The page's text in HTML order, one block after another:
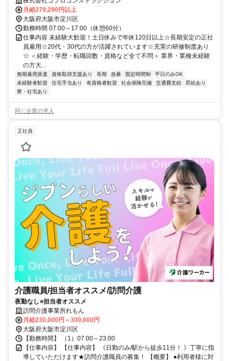
月給279,290円以上
大阪府大阪市淀川区
勤務時間 07:00～17:00（休憩60分）
仕事内容 未経験大歓迎！土日休みで年休120日以上☆長期安定の正社
員雇用☆20代・30代の方が活躍されています☆充実の研修制度あり
☆ ＜経験・学歴・転職回数・資格など全て不問＞ 業界・業種未経験
の方大...
無期雇用派遣 資格取得支援あり 長期 急募 固定時間制
平日のみOK
未経験者歓迎
住宅手当あり 有資格者歓迎 社会保険完備 交通費支給
昇給あり
寮・社宅あり
同じ企業の求人
正社員
介護職員/担当者オススメ/訪問介護
夜勤なし⭐️担当者オススメ
訪問介護事業所れもん
月給230,000円～300,000円
大阪府大阪市淀川区
【勤務時間】 （1）07:00～23:00
【仕事内容】 【仕事内容】 《日勤のみ/駅から徒歩11分！ 》丁寧に指
導していただけます★訪問介護職員の募集！ 【概要】 ●利用者様に対